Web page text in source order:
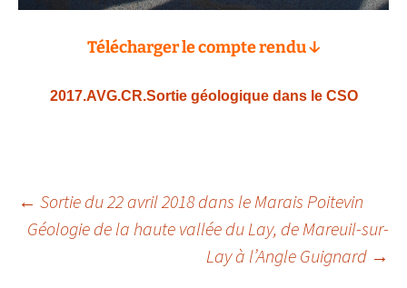
Télécharger le compte rendu ↓
2017.AVG.CR.Sortie géologique dans le CSO
Navigation
← Sortie du 22 avril 2018 dans le Marais Poitevin
Géologie de la haute vallée du Lay, de Mareuil-sur-
Lay à l’Angle Guignard →